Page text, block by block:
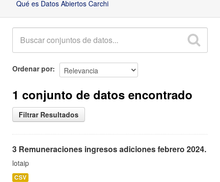
Qué es Datos Abiertos Carchi
Ordenar por
1 conjunto de datos encontrado
Filtrar Resultados
3 Remuneraciones ingresos adiciones febrero 2024.
lotaip
CSV